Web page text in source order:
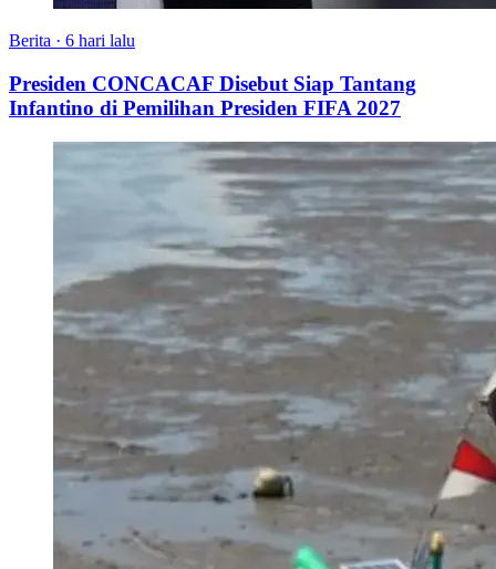
Berita · 6 hari lalu
Presiden CONCACAF Disebut Siap Tantang
Infantino di Pemilihan Presiden FIFA 2027